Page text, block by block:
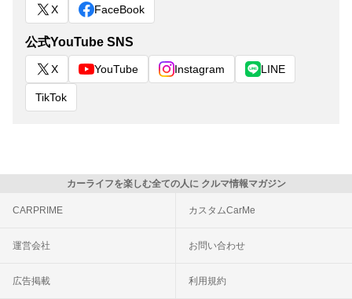
X FaceBook
公式YouTube SNS
X YouTube Instagram LINE
TikTok
カーライフを楽しむ全ての人に クルマ情報マガジン
CARPRIME カスタムCarMe
運営会社 お問い合わせ
広告掲載 利用規約